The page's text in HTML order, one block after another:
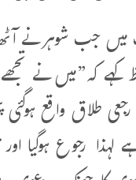
میں جب شوہر نے
کہے کہ”میں نے
طلاق واقع
رجوع ہوگیا